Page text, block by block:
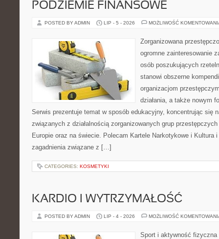
PODZIEMIE FINANSOWE
POSTED BY ADMIN LIP - 5 - 2026 MOŻLIWOŚĆ
Zorganizowana
ogromne zainteresowanie
osób poszukujących
stanowi obszerne
organizacjom
działania, a także nowym
Serwis prezentuje temat w sposób edukacyjny, koncentrując się
związanych z działalnością zorganizowanych grup
Europie oraz na świecie. Polecam Kartele Narkotykowe i Kultura
zagadnienia związane z […]
CATEGORIES: KOSMETYKI
KARDIO I WYTRZYMAŁOŚĆ
POSTED BY ADMIN LIP - 4 - 2026 MOŻLIWOŚĆ
Sport i aktywność